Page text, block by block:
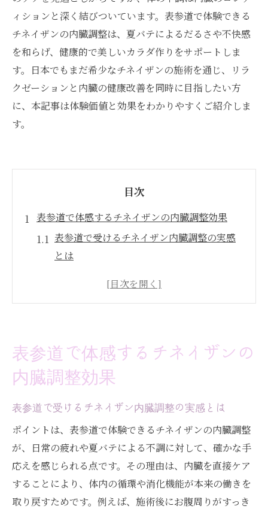
ィションと深く結びついています。表参道で体験できる
チネイザンの内臓調整は、夏バテによるだるさや不快感
を和らげ、健康的で美しいカラダ作りをサポートしま
す。日本でもまだ希少なチネイザンの施術を通じ、リラ
クゼーションと内臓の健康改善を同時に目指したい方
に、本記事は体験価値と効果をわかりやすくご紹介しま
す。
目次
表参道で体感するチネイザンの内臓調整効果
表参道で受けるチネイザン内臓調整の実感
とは
人気の内臓マッサージで健康美をサポート
東京で希少なチネイザン体験の価値
の変化
夏バテ解消を目指すならチネイザンが注目
夏バテ解消にチネイザンが選ばれる理由
表参道で話題のチネイザンと内臓ケア効果
チネイザン施術で夏のだるさを和らげる方
表参道で体感するチネイザンの
内臓調整効果
表参道で受けるチネイザン内臓調整の実感とは
ポイントは、表参道で体験できるチネイザンの内臓調整
が、日常の疲れや夏バテによる不調に対して、確かな手
応えを感じられる点です。その理由は、内臓を直接ケア
することにより、体内の循環や消化機能が本来の働きを
取り戻すためです。例えば、施術後にお腹周りがすっき